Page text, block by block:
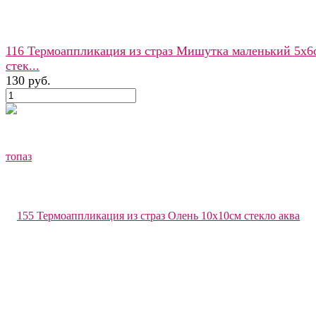
избранное
116 Термоаппликация из страз Мишутка маленький
стек...
130 руб.